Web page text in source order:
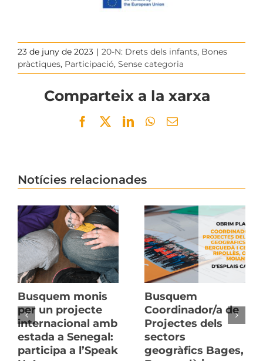
23 de juny de 2023 | 20-N: Drets dels infants, Bones
pràctiques, Participació, Sense categoria
Comparteix a la xarxa
Facebook
TwitterLinkedInWhatsApp
Email
Notícies relacionades
Busquem monis
per un projecte
internacional amb
estada a Senegal:
participa a l’Speak
Busquem
Coordinador/a de
Projectes dels
sectors
geogràfics Bages,